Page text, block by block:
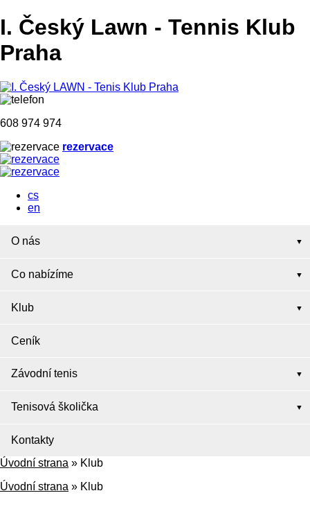
I. Český Lawn - Tennis Klub
Praha
608 974 974
rezervace
cs
en
O nás
Co nabízíme
Klub
Ceník
Závodní tenis
Tenisová školička
Kontakty
Úvodní strana » Klub
Úvodní strana » Klub